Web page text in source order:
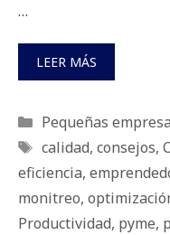
…
LEER MÁS
Categorías
Pequeñas
Etiquetas
calidad, consejos,
eficiencia,
monitreo,
Productividad, pyme,